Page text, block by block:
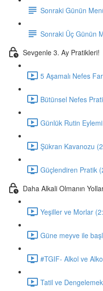
Sonraki Günün
Sonraki Üç Günün
Sevgenle 3. Ay Pratikleri!
5 Aşamalı Nefes
Bütünsel Nefes
Günlük Rutin
Şükran Kavanozu
Güçlendiren Pratik
Daha Alkali Olmanın
Yeşiller ve Morlar
Güne meyve ile
#TGIF- Alkol ve
Tatil ve